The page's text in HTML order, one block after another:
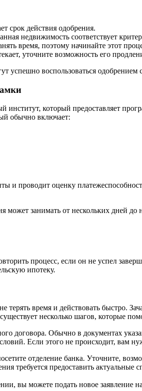
срок действия одобрения.
недвижимость соответствует
время, поэтому начинайте этот
уточните возможность его
воспользоваться одобрением
институт, который предоставляет
обычно включает:
и проводит оценку
может занимать от нескольких дней
процесс, если он не успел
ипотеку.
терять время и действовать быстро.
несколько шагов, которые
договора. Обычно в документах
Если этого не происходит, вам
отделение банка. Уточните,
требуется предоставить
вы можете подать новое заявление